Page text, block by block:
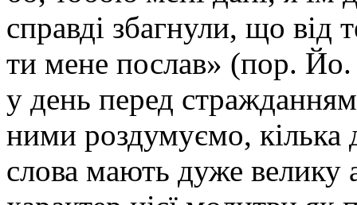
справді збагнули, що від
ти мене послав» (пор. Йо.
у день перед
ними роздумуємо, кілька
слова мають дуже велику